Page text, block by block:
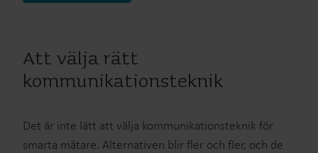
Att välja rätt
kommunikationsteknik
Det är inte lätt att välja kommunikationsteknik för
smarta mätare. Alternativen blir fler och fler, och de